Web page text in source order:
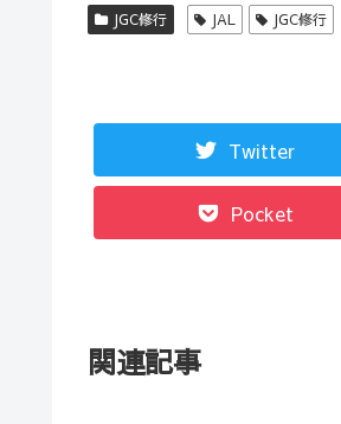
JGC修行 JAL JGC修行
Twitter
Pocket
関連記事